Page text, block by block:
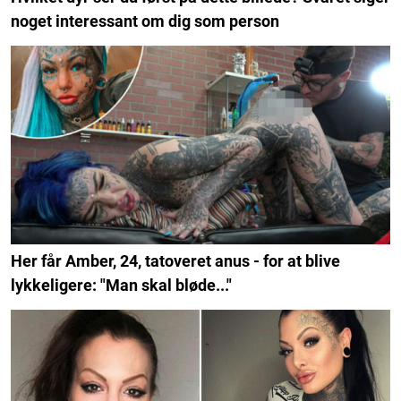
noget interessant om dig som person
Her får Amber, 24, tatoveret anus - for at blive
lykkeligere: "Man skal bløde..."